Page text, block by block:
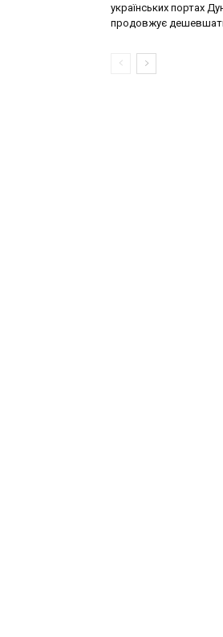
українських портах
продовжує